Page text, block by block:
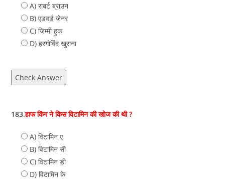
A) राबर्ट ब्राउन
B) एडवर्ड जेनर
C) जिम्‍मी हुक
D) हरगोविंद खुराना
Check Answer
183.हाफ किंग ने किस विटामिन की खोज की थी ?
A) विटामिन ए
B) विटामिन सी
C) विटामिन डी
D) विटामिन के